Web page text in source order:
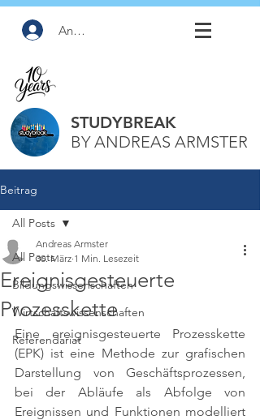
Anmelden
STUDYBREAK
BY ANDREAS ARMSTER
Beitrag
All Posts
Bildungswissenschaften
Wirtschaftswissenschaften
Referendariat
All Posts
Ereignisgesteuerte
Prozesskette
Andreas Armster
30. März 1 Min. Lesezeit
Eine ereignisgesteuerte Prozesskette
(EPK) ist eine Methode zur grafischen
Darstellung von Geschäftsprozessen,
bei der Abläufe als Abfolge von
Ereignissen und Funktionen modelliert